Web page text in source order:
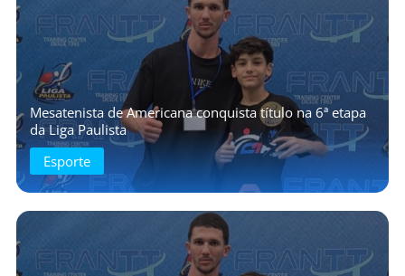
Mesatenista de Americana conquista título na 6ª etapa
da Liga Paulista
Esporte